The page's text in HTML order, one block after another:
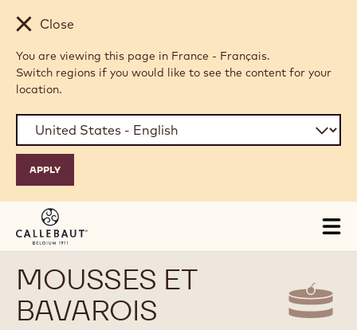
Skip to main content
Close
You are viewing this page in France - Français.
Switch regions if you would like to see the content for your
location.
MOUSSES ET
BAVAROIS